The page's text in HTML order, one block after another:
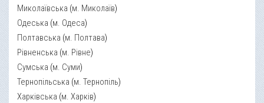
Миколаївська (м. Миколаїв)
Одеська (м. Одеса)
Полтавська (м. Полтава)
Рівненська (м. Рівне)
Сумська (м. Суми)
Тернопільська (м. Тернопіль)
Харківська (м. Харків)